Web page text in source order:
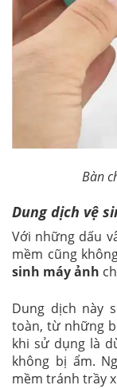
Bàn
Dung dịch vệ
Với những dấu
mềm cũng
sinh máy ảnh
Dung dịch này
toàn, từ những
khi sử dụng là
không bị ẩm.
mềm tránh trầy